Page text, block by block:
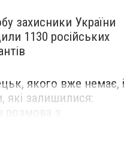
захисники України
1130 російських
якого вже немає, і
які залишилися: